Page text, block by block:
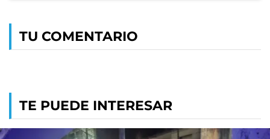
TU COMENTARIO
TE PUEDE INTERESAR